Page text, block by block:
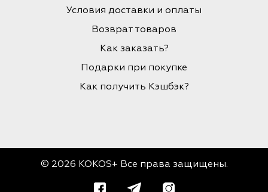
Условия доставки и оплаты
Возврат товаров
Как заказать?
Подарки при покупке
Как получить Кэшбэк?
© 2026 KOKOS+ Все права защищены.